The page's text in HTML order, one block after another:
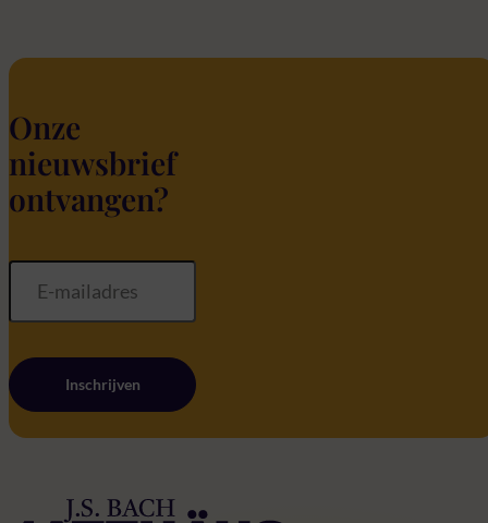
Onze
nieuwsbrief
ontvangen?
Inschrijven